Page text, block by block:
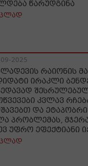
წარუდგინა
2025
რაიონის
ირაკლი
კვლავ
და
პრობლემას,
უფრო ეფექტიანი